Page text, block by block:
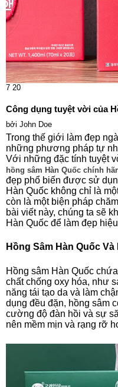
7 20
Công dụng tuyệt vời của
bởi John Doe
Trong thế giới làm đẹp
những phương pháp tự
Với những đặc tính tuyệt
hồng sâm Hàn Quốc chính
đẹp phổ biến được sử
Hàn Quốc không chỉ là
còn là một biện pháp
bài viết này, chúng ta sẽ
Hàn Quốc để làm đẹp
Hồng Sâm Hàn Quốc
Hồng sâm Hàn Quốc
chất chống oxy hóa, như
năng tái tạo da và làm
dụng đều đặn, hồng sâm
cường độ đàn hồi và sự
nên mềm mịn và rạng rỡ